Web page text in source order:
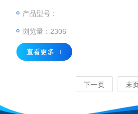
产品型号：
浏览量：2306
查看更多 +
下一页 末